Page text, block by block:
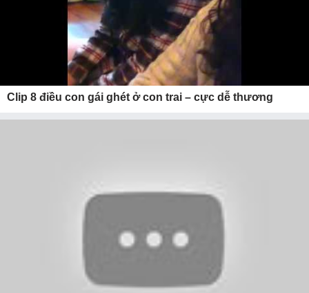
Clip 8 điều con gái ghét ở con trai – cực dễ thương